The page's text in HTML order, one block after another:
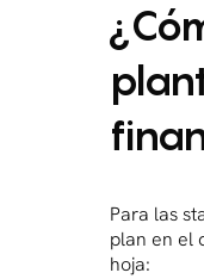
Para las
plan en el
hoja: